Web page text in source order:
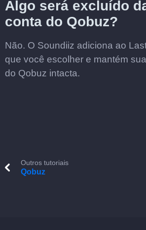
Algo será excluído
conta do Qobuz?
Não. O Soundiiz adiciona ao
que você escolher e mantém
do Qobuz intacta.
Outros tutoriais
Qobuz